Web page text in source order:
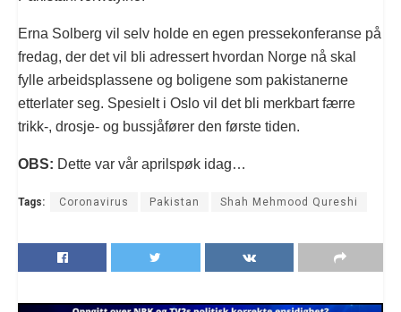
Erna Solberg vil selv holde en egen pressekonferanse på
fredag, der det vil bli adressert hvordan Norge nå skal
fylle arbeidsplassene og boligene som pakistanerne
etterlater seg. Spesielt i Oslo vil det bli merkbart færre
trikk-, drosje- og bussjåfører den første tiden.
OBS: Dette var vår aprilspøk idag…
Tags: Coronavirus Pakistan Shah Mehmood Qureshi